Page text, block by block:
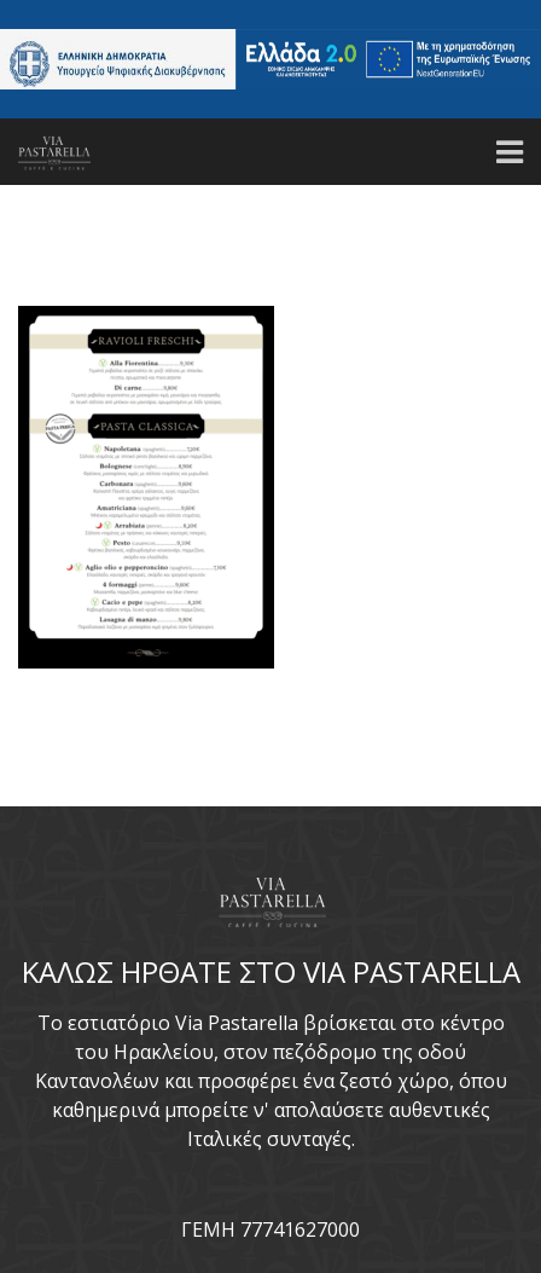
ΚΑΛΩΣ ΗΡΘΑΤΕ ΣΤΟ VIA PASTARELLA
To εστιατόριο Via Pastarella βρίσκεται στο κέντρο
του Ηρακλείου, στον πεζόδρομο της οδού
Καντανολέων και προσφέρει ένα ζεστό χώρο, όπου
καθημερινά μπορείτε ν' απολαύσετε αυθεντικές
Ιταλικές συνταγές.
ΓΕΜΗ 77741627000